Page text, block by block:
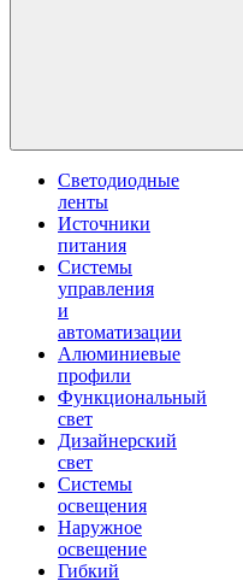
Светодиодные
ленты
Источники
питания
Системы
управления
и
автоматизации
Алюминиевые
профили
Функциональный
свет
Дизайнерский
свет
Системы
освещения
Наружное
освещение
Гибкий